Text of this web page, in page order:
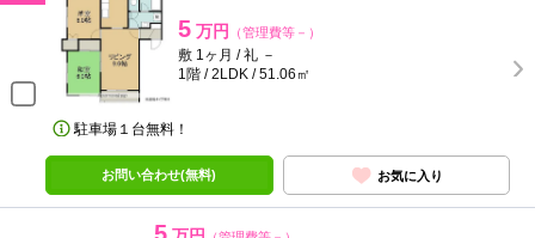
5 万円 （管理費等－）
敷 1ヶ月 / 礼 －
1階 / 2LDK / 51.06㎡
駐車場１台無料！
お問い合わせ(無料) お気に入り